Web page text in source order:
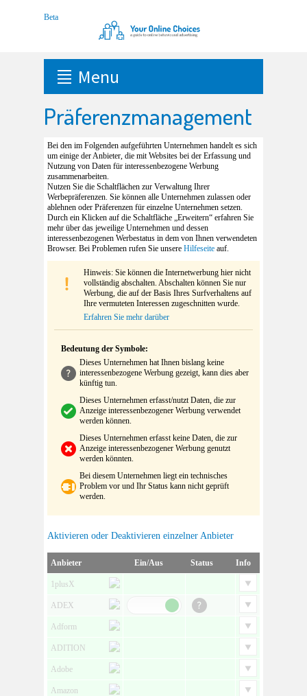
Menu
Präferenzmanagement
Bei den im Folgenden aufgeführten Unternehmen handelt es sich
um einige der Anbieter, die mit Websites bei der Erfassung und
Nutzung von Daten für interessenbezogene Werbung
zusammenarbeiten.
Nutzen Sie die Schaltflächen zur Verwaltung Ihrer
Werbepräferenzen. Sie können alle Unternehmen zulassen oder
ablehnen oder Präferenzen für einzelne Unternehmen setzen.
Durch ein Klicken auf die Schaltfläche „Erweitern“ erfahren Sie
mehr über das jeweilige Unternehmen und dessen
interessenbezogenen Werbestatus in dem von Ihnen verwendeten
Browser. Bei Problemen rufen Sie unsere Hilfeseite auf.
Hinweis: Sie können die Internetwerbung hier nicht
vollständig abschalten. Abschalten können Sie nur
Werbung, die auf der Basis Ihres Surfverhaltens auf
Ihre vermuteten Interessen zugeschnitten wurde.
Erfahren Sie mehr darüber
Bedeutung der Symbole:
Dieses Unternehmen hat Ihnen bislang keine
interessenbezogene Werbung gezeigt, kann dies aber
künftig tun.
Dieses Unternehmen erfasst/nutzt Daten, die zur
Anzeige interessenbezogener Werbung verwendet
werden können.
Dieses Unternehmen erfasst keine Daten, die zur
Anzeige interessenbezogener Werbung genutzt
werden könnten.
Bei diesem Unternehmen liegt ein technisches
Problem vor und Ihr Status kann nicht geprüft
werden.